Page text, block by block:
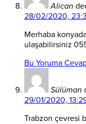
Alican
28/02/2020,
Merhaba
ulaşabilirsiniz
Bu Yoruma
Sülüman
29/01/2020,
Trabzon çevresi